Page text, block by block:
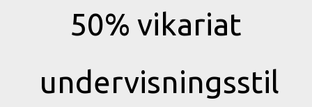
50% vikariat
undervisningsstil